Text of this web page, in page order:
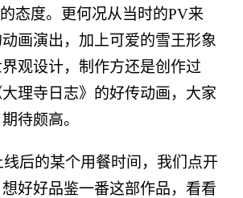
态度。更何况从当时的PV来
画演出，加上可爱的雪王形象
观设计，制作方还是创作过
大理寺日志》的好传动画，大家
待颇高。
后的某个用餐时间，我们点开
想好好品鉴一番这部作品，看看